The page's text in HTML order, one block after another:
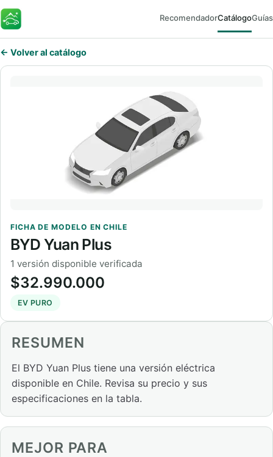
FaroEV RecomendadorCatálogoGuías
← Volver al catálogo
FICHA DE MODELO EN CHILE
BYD Yuan Plus
1 versión disponible verificada
$32.990.000
EV PURO
RESUMEN
El BYD Yuan Plus tiene una versión eléctrica
disponible en Chile. Revisa su precio y sus
especificaciones en la tabla.
MEJOR PARA